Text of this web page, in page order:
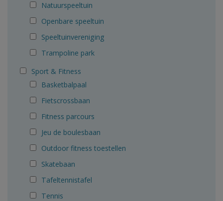
Natuurspeeltuin
Openbare speeltuin
Speeltuinvereniging
Trampoline park
Sport & Fitness
Basketbalpaal
Fietscrossbaan
Fitness parcours
Jeu de boulesbaan
Outdoor fitness toestellen
Skatebaan
Tafeltennistafel
Tennis